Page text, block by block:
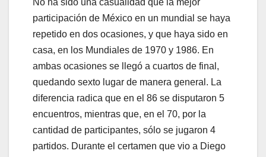
participación de México en un mundial se haya
repetido en dos ocasiones, y que haya sido en
casa, en los Mundiales de 1970 y 1986. En
ambas ocasiones se llegó a cuartos de final,
quedando sexto lugar de manera general. La
diferencia radica que en el 86 se disputaron 5
encuentros, mientras que, en el 70, por la
cantidad de participantes, sólo se jugaron 4
partidos. Durante el certamen que vio a Diego